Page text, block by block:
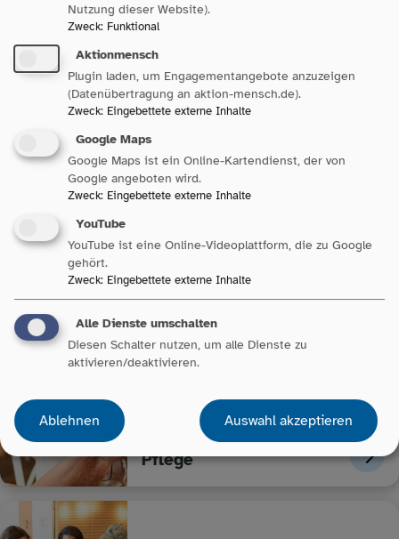
Sozialpolitik in Baden-
Württemberg
Unsere Bereiche
Ältere Menschen und
Pflege
Nutzung dieser Website).
Zweck: Funktional
Aktionmensch
Plugin laden, um Engagementangebote anzuzeigen
(Datenübertragung an aktion-mensch.de).
Zweck: Eingebettete externe Inhalte
Google Maps
Google Maps ist ein Online-Kartendienst, der von
Google angeboten wird.
Zweck: Eingebettete externe Inhalte
YouTube
YouTube ist eine Online-Videoplattform, die zu Google
gehört.
Zweck: Eingebettete externe Inhalte
Alle Dienste umschalten
Diesen Schalter nutzen, um alle Dienste zu
aktivieren/deaktivieren.
Ablehnen Auswahl akzeptieren